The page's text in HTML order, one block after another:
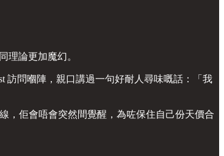
理論更加魔幻。
訪問嗰陣，親口講過一句好耐人尋味嘅話：「我
，佢會唔會突然間覺醒，為咗保住自己份天價合